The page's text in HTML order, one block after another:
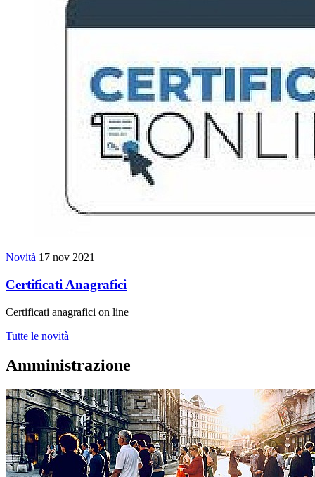
Novità 17 nov 2021
Certificati Anagrafici
Certificati anagrafici on line
Tutte le novità
Amministrazione